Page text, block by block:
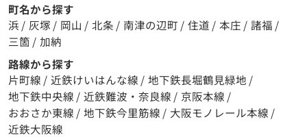
町名から探す
浜 / 灰塚 / 岡山 / 北条 / 南津の辺町 / 住道 / 本庄 / 諸福 /
三箇 / 加納
路線から探す
片町線 / 近鉄けいはんな線 / 地下鉄長堀鶴見緑地 /
地下鉄中央線 / 近鉄難波・奈良線 / 京阪本線 /
おおさか東線 / 地下鉄今里筋線 / 大阪モノレール本線 /
近鉄大阪線